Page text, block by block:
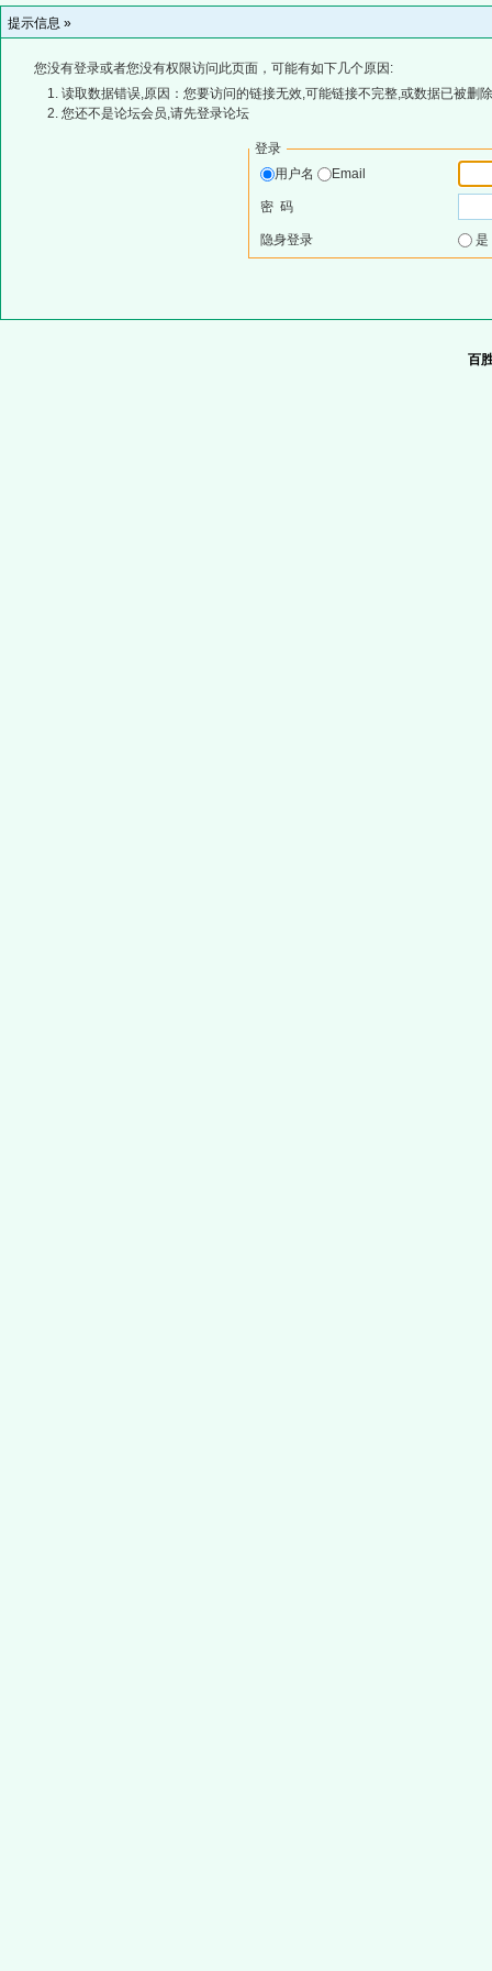
提示信息 »
您没有登录或者您没有权限访问此页面，可能有如下几个原因:
读取数据错误,原因：您要访问的链接无效,可能链接不完整,或数据已被删
您还不是论坛会员,请先登录论坛
登录
用户名
Email
密 码
隐身登录
百